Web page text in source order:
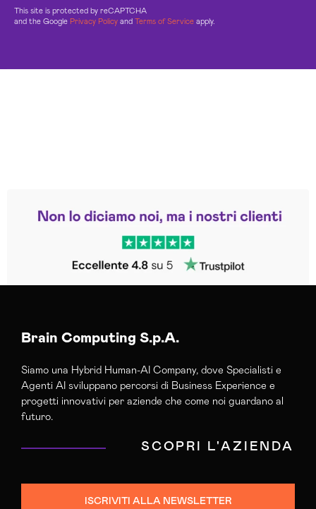
This site is protected by reCAPTCHA
and the Google Privacy Policy and Terms of Service apply.
Trustpilot
Brain Computing S.p.A.
Siamo una Hybrid Human-AI Company, dove Specialisti e
Agenti AI sviluppano percorsi di Business Experience e
progetti innovativi per aziende che come noi guardano al
futuro.
SCOPRI L'AZIENDA
ISCRIVITI ALLA NEWSLETTER